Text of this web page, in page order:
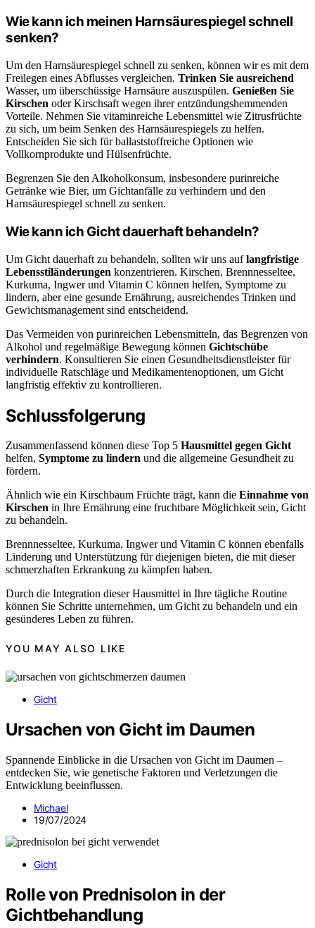
Wie kann ich meinen Harnsäurespiegel schnell
senken?
Um den Harnsäurespiegel schnell zu senken, können wir es mit dem
Freilegen eines Abflusses vergleichen. Trinken Sie ausreichend
Wasser, um überschüssige Harnsäure auszuspülen. Genießen Sie
Kirschen oder Kirschsaft wegen ihrer entzündungshemmenden
Vorteile. Nehmen Sie vitaminreiche Lebensmittel wie Zitrusfrüchte
zu sich, um beim Senken des Harnsäurespiegels zu helfen.
Entscheiden Sie sich für ballaststoffreiche Optionen wie
Vollkornprodukte und Hülsenfrüchte.
Begrenzen Sie den Alkoholkonsum, insbesondere purinreiche
Getränke wie Bier, um Gichtanfälle zu verhindern und den
Harnsäurespiegel schnell zu senken.
Wie kann ich Gicht dauerhaft behandeln?
Um Gicht dauerhaft zu behandeln, sollten wir uns auflangfristige
Lebensstiländerungen konzentrieren. Kirschen, Brennnesseltee,
Kurkuma, Ingwer und Vitamin C können helfen, Symptome zu
lindern, aber eine gesunde Ernährung, ausreichendes Trinken und
Gewichtsmanagement sind entscheidend.
Das Vermeiden von purinreichen Lebensmitteln, das Begrenzen von
Alkohol und regelmäßige Bewegung können Gichtschübe
verhindern. Konsultieren Sie einen Gesundheitsdienstleister für
individuelle Ratschläge und Medikamentenoptionen, um Gicht
langfristig effektiv zu kontrollieren.
Schlussfolgerung
Zusammenfassend können diese Top 5 Hausmittel gegen Gicht
helfen, Symptome zu lindern und die allgemeine Gesundheit zu
fördern.
Ähnlich wie ein Kirschbaum Früchte trägt, kann die Einnahme von
Kirschen in Ihre Ernährung eine fruchtbare Möglichkeit sein, Gicht
zu behandeln.
Brennnesseltee, Kurkuma, Ingwer und Vitamin C können ebenfalls
Linderung und Unterstützung für diejenigen bieten, die mit dieser
schmerzhaften Erkrankung zu kämpfen haben.
Durch die Integration dieser Hausmittel in Ihre tägliche Routine
können Sie Schritte unternehmen, um Gicht zu behandeln und ein
gesünderes Leben zu führen.
YOU MAY ALSO LIKE
Gicht
Ursachen von Gicht im Daumen
Spannende Einblicke in die Ursachen von Gicht im Daumen –
entdecken Sie, wie genetische Faktoren und Verletzungen die
Entwicklung beeinflussen.
Michael
19/07/2024
Gicht
Rolle von Prednisolon in der
Gichtbehandlung